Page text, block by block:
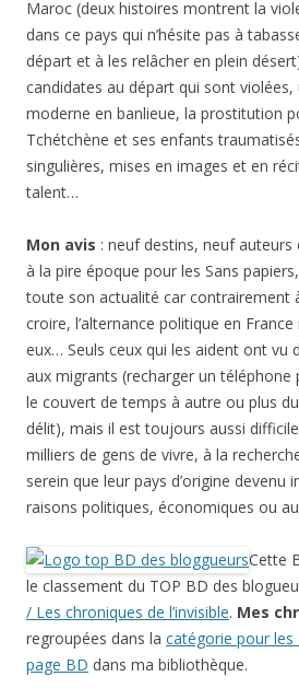
Maroc (deux histoires montrent la
dans ce pays qui n’hésite pas à
départ et à les relâcher en plein
candidates au départ qui sont violées,
moderne en banlieue, la prostitution
Tchétchène et ses enfants
singulières, mises en images et en
talent…
Mon avis : neuf destins, neuf auteurs
à la pire époque pour les Sans
toute son actualité car contrairement
croire, l’alternance politique en France
eux… Seuls ceux qui les aident ont vu
aux migrants (recharger un
le couvert de temps à autre ou plus
délit), mais il est toujours aussi
milliers de gens de vivre, à la
serein que leur pays d’origine devenu
raisons politiques, économiques ou
Cette
le classement du TOP BD des
/ Les chroniques de l’invisible. Mes
regroupées dans la catégorie pour les
page BD dans ma bibliothèque.